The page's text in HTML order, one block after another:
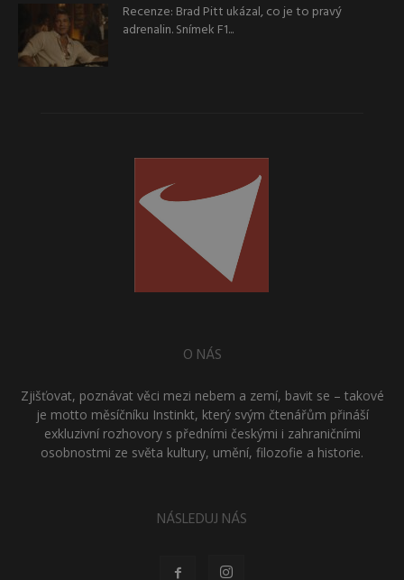
Recenze: Brad Pitt ukázal, co je to pravý
adrenalin. Snímek F1...
O NÁS
Zjišťovat, poznávat věci mezi nebem a zemí, bavit se – takové
je motto měsíčníku Instinkt, který svým čtenářům přináší
exkluzivní rozhovory s předními českými i zahraničními
osobnostmi ze světa kultury, umění, filozofie a historie.
NÁSLEDUJ NÁS